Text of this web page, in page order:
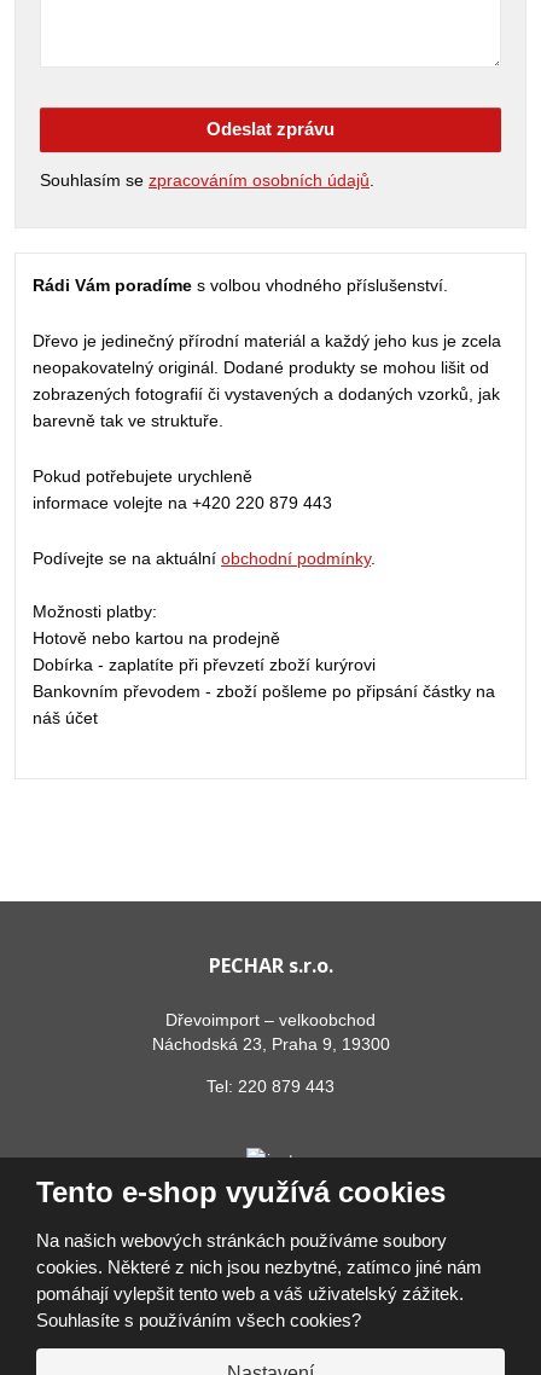
Tento e-shop využívá cookies
Na našich webových stránkách používáme soubory
cookies. Některé z nich jsou nezbytné, zatímco jiné nám
pomáhají vylepšit tento web a váš uživatelský zážitek.
Souhlasíte s používáním všech cookies?
Odeslat zprávu
Souhlasím se zpracováním osobních údajů
Rádi Vám poradíme s volbou vhodného příslušenství.
Dřevo je jedinečný přírodní materiál a každý jeho kus je zcela
neopakovatelný originál. Dodané produkty se mohou lišit od
zobrazených fotografií či vystavených a dodaných vzorků, jak
barevně tak ve struktuře.
Pokud potřebujete urychleně
informace volejte na +420 220 879 443
Podívejte se na aktuálníobchodní podmínky.
Možnosti platby:
Hotově nebo kartou na prodejně
Dobírka - zaplatíte při převzetí zboží kurýrovi
Bankovním převodem - zboží pošleme po připsání částky na
náš účet
PECHAR s.r.o.
Dřevoimport – velkoobchod
Náchodská 23, Praha 9, 19300
Tel: 220 879 443
© 2026, PECHAR s.r.o.
Prohlášení o přístupnosti |Ochrana osobních údajů
Přihlásit se